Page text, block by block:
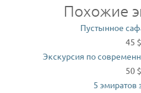
Похожие
Пустынное
45 $
Экскурсия по
50 $
5 эмиратов